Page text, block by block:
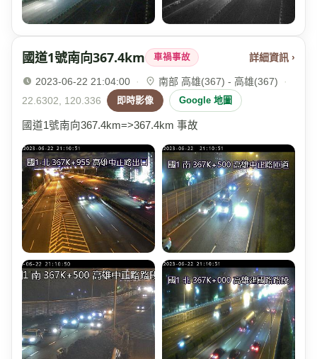
國道1號南向367.4km 車禍事故 詳細資訊 ›
2023-06-22 21:04:00 · 南部 高雄(367) - 高雄(367)
·
22.6302, 120.336
即時影像 Google 地圖
國道1號南向367.4km=>367.4km 事故